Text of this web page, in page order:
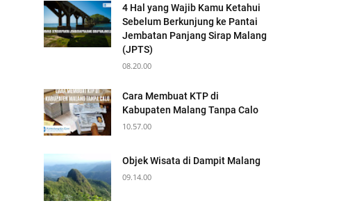
4 Hal yang Wajib Kamu Ketahui
Sebelum Berkunjung ke Pantai
Jembatan Panjang Sirap Malang
(JPTS)
08.20.00
Cara Membuat KTP di
Kabupaten Malang Tanpa Calo
10.57.00
Objek Wisata di Dampit Malang
09.14.00